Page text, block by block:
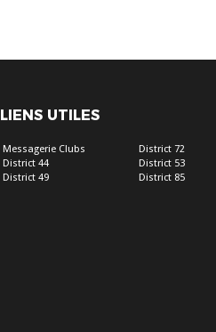
LIENS UTILES
Messagerie Clubs
District 44
District 49
District 72
District 53
District 85